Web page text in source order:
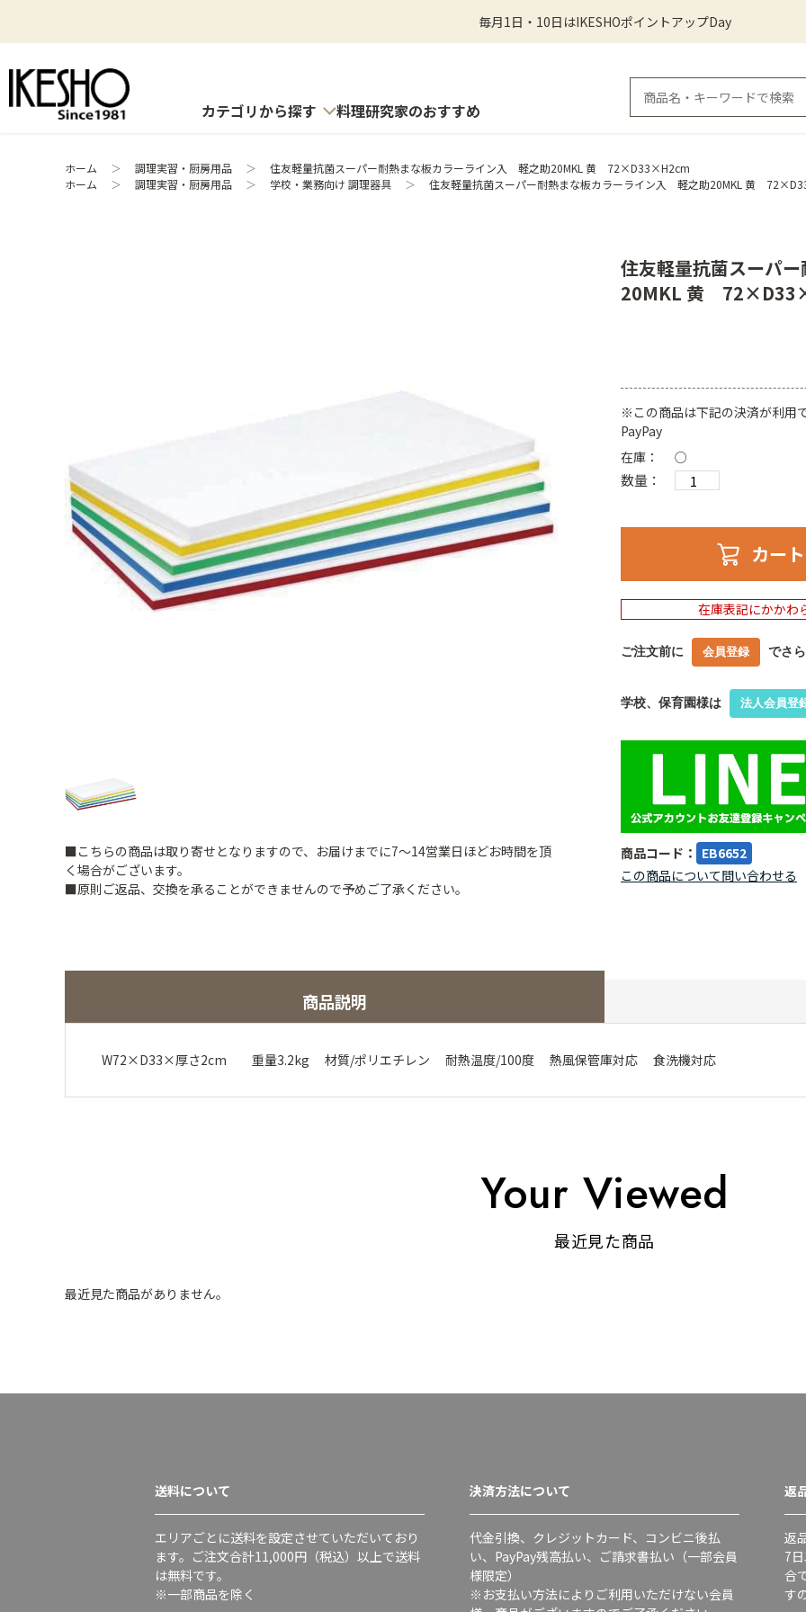
毎月1日・10日はIKESHOポイントアップDay
カテゴリから探す 料理研究家のおすすめ
ホーム ＞ 調理実習・厨房用品 ＞
住友軽量抗菌スーパー耐熱まな板カラーライン入 軽之助20MKL 黄 72×D33×H2cm
ホーム
＞ 調理実習・厨房用品 ＞ 学校・業務向け 調理器具 ＞ 住友軽量抗菌スーパー耐熱まな板カラーライン入 軽之助20MKL 黄
■こちらの商品は取り寄せとなりますので、お届けまでに7～14営業日ほどお時間を頂
く場合がございます。
■原則ご返品、交換を承ることができませんので予めご了承ください。
住友軽量抗菌スーパ
20MKL 黄
※この商品は下記の決済が利用
PayPay
在庫：
○
数量：
カー
在庫表記にかかわ
ご注文前に 会員登録 でさ
学校、保育園様は 法人会員登
商品コード： EB6652
この商品について問い合わせる
商品説明
W72×D33×厚さ2cm 重量3.2kg 材質/ポリエチレン 耐熱温度/100度 熱風保管庫対応 食洗機対応
Your Viewed
最近見た商品
最近見た商品がありません。
送料について
エリアごとに送料を設定させていただいており
ます。ご注文合計11,000円（税込）以上で送料
は無料です。
※一部商品を除く
決済方法について
代金引換、クレジットカード、コンビニ後払
い、PayPay残高払い、ご請求書払い（一部会員
様限定）
※お支払い方法によりご利用いただけない会員
返
返
7
合
す